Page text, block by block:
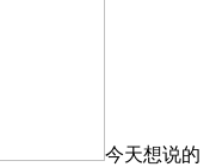
今天想说的